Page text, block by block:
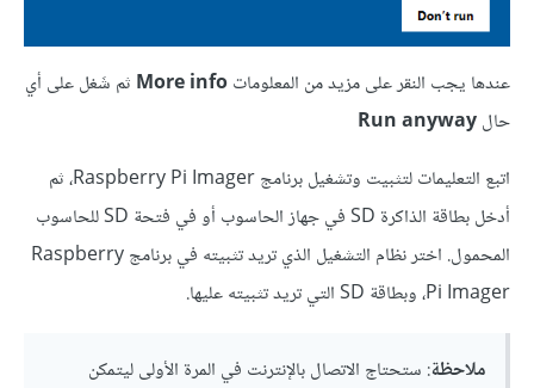
عندها يجب النقر على مزيد من المعلوماتMore info ثم شَغل على أي
حالRun anyway
اتبع التعليمات لتثبيت وتشغيل برنامج Raspberry Pi Imager، ثم
أدخل بطاقة الذاكرة SD في جهاز الحاسوب أو في فتحة SD للحاسوب
المحمول. اختر نظام التشغيل الذي تريد تثبيته في برنامج Raspberry
Pi Imager، وبطاقة SD التي تريد تثبيته عليها.
ملاحظة: ستحتاج الاتصال بالإنترنت في المرة الأولى ليتمكن